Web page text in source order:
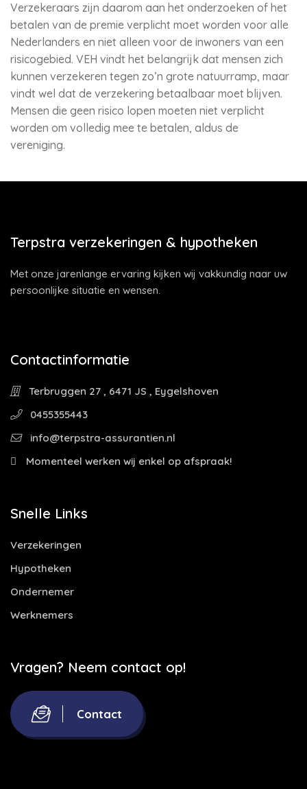
Verzekeraars zijn daarom aan het onderzoeken of het
betalen van de premie verplicht moet worden voor alle
Nederlanders en niet alleen voor de inwoners van een
risicogebied. VEH vindt het belangrijk dat mensen zich
kunnen verzekeren tegen zo’n grote natuurramp, maar
vindt wel dat de verzekering betaalbaar moet blijven.
Mensen die geen risico lopen moeten niet verplicht
worden om volledig mee te betalen, aldus de
vereniging.
Terpstra verzekeringen & hypotheken
Met onze jarenlange ervaring kijken wij vakkundig naar uw
persoonlijke situatie en wensen.
Contactinformatie
Terbruggen 27 , 6471 JS , Eygelshoven
0455355443
info@terpstra-assurantien.nl
Momenteel werken wij enkel op afspraak!
Snelle Links
Verzekeringen
Hypotheken
Ondernemer
Werknemers
Vragen? Neem contact op!
Contact